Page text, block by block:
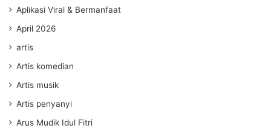
Aplikasi Viral & Bermanfaat
April 2026
artis
Artis komedian
Artis musik
Artis penyanyi
Arus Mudik Idul Fitri